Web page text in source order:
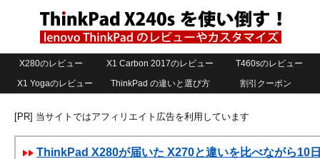
X280のレビュー X1 Carbon 2017のレビュー
T460sのレビュー
X1 Yogaのレビュー
ThinkPad の違いと選び方 割引クーポン
[PR] 当サイトではアフィリエイト広告を利用しています
ThinkPad X280が届いた X270と違いを比べながら10